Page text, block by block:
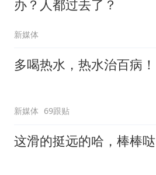
办？人都过去了？
新媒体
多喝热水，热水治百病！
新媒体 69跟贴
这滑的挺远的哈，棒棒哒